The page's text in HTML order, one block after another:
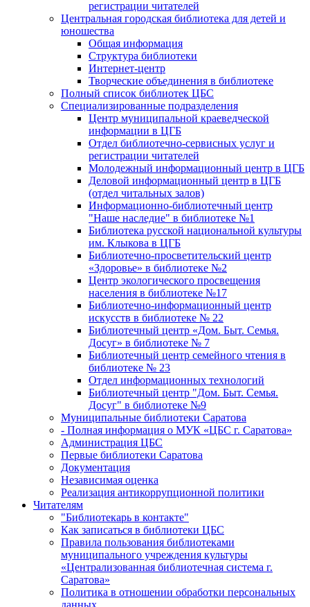
регистрации читателей
Центральная городская библиотека для детей и
юношества
Общая информация
Структура библиотеки
Интернет-центр
Творческие объединения в библиотеке
Полный список библиотек ЦБС
Специализированные подразделения
Центр муниципальной краеведческой
информации в ЦГБ
Отдел библиотечно-сервисных услуг и
регистрации читателей
Молодежный информационный центр в ЦГБ
Деловой информационный центр в ЦГБ
(отдел читальных залов)
Информационно-библиотечный центр
"Наше наследие" в библиотеке №1
Библиотека русской национальной культуры
им. Клыкова в ЦГБ
Библиотечно-просветительский центр
«Здоровье» в библиотеке №2
Центр экологического просвещения
населения в библиотеке №17
Библиотечно-информационный центр
искусств в библиотеке № 22
Библиотечный центр «Дом. Быт. Семья.
Досуг» в библиотеке № 7
Библиотечный центр семейного чтения в
библиотеке № 23
Отдел информационных технологий
Библиотечный центр "Дом. Быт. Семья.
Досуг" в библиотеке №9
Муниципальные библиотеки Саратова
- Полная информация о МУК «ЦБС г. Саратова»
Администрация ЦБС
Первые библиотеки Саратова
Документация
Независимая оценка
Реализация антикоррупционной политики
Читателям
"Библиотекарь в контакте"
Как записаться в библиотеки ЦБС
Правила пользования библиотеками
муниципального учреждения культуры
«Централизованная библиотечная система г.
Саратова»
Политика в отношении обработки персональных
данных